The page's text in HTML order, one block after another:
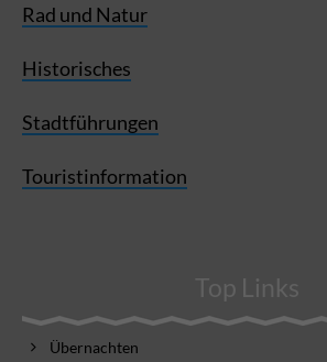
Rad und Natur
Historisches
Stadtführungen
Touristinformation
Top Links
Übernachten